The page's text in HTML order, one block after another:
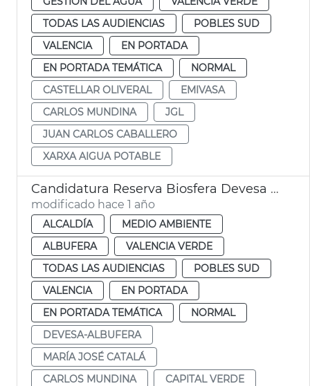
TODAS LAS AUDIENCIAS
POBLES SUD
VALENCIA
EN PORTADA
EN PORTADA TEMÁTICA
NORMAL
CASTELLAR OLIVERAL
EMIVASA
CARLOS MUNDINA
JGL
JUAN CARLOS CABALLERO
XARXA AIGUA POTABLE
Candidatura Reserva Biosfera Devesa Albufera
modificado hace 1 año
ALCALDÍA
MEDIO AMBIENTE
ALBUFERA
VALENCIA VERDE
TODAS LAS AUDIENCIAS
POBLES SUD
VALENCIA
EN PORTADA
EN PORTADA TEMÁTICA
NORMAL
DEVESA-ALBUFERA
MARÍA JOSÉ CATALÁ
CARLOS MUNDINA
CAPITAL VERDE